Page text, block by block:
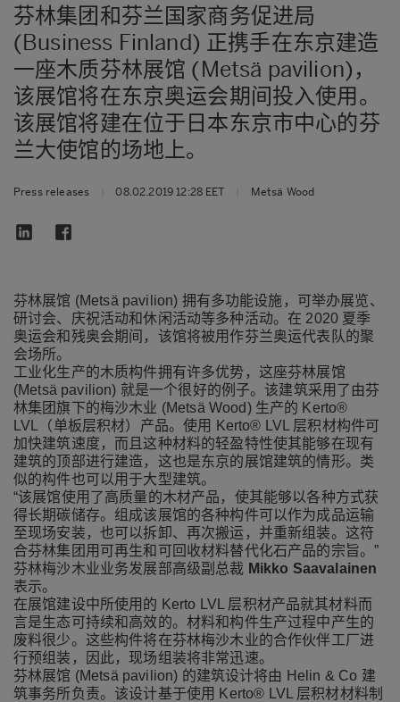
芬林集团和芬兰国家商务促进局
(Business Finland) 正携手在东京建造
一座木质芬林展馆 (Metsä pavilion)，
该展馆将在东京奥运会期间投入使用。
该展馆将建在位于日本东京市中心的芬
兰大使馆的场地上。
Press releases 08.02.2019 12:28 EET Metsä Wood
芬林展馆 (Metsä pavilion) 拥有多功能设施，可举办展览、
研讨会、庆祝活动和休闲活动等多种活动。在 2020 夏季
奥运会和残奥会期间，该馆将被用作芬兰奥运代表队的聚
会场所。
工业化生产的木质构件拥有许多优势，这座芬林展馆
(Metsä pavilion) 就是一个很好的例子。该建筑采用了由芬
林集团旗下的梅沙木业 (Metsä Wood) 生产的 Kerto®
LVL（单板层积材）产品。使用
Kerto® LVL
层积材构件可
加快建筑速度，而且这种材料的轻盈特性使其能够在现有
建筑的顶部进行建造，这也是东京的展馆建筑的情形。类
似的构件也可以用于大型建筑。
“该展馆使用了高质量的木材产品，使其能够以各种方式获
得长期碳储存。组成该展馆的各种构件可以作为成品运输
至现场安装，也可以拆卸、再次搬运，并重新组装。这符
合芬林集团用可再生和可回收材料替代化石产品的宗旨。”
芬林梅沙木业业务发展部高级副总裁 Mikko Saavalainen
表示。
在展馆建设中所使用的 Kerto LVL 层积材产品就其材料而
言是生态可持续和高效的。材料和构件生产过程中产生的
废料很少。这些构件将在芬林梅沙木业的合作伙伴工厂进
行预组装，因此，现场组装将非常迅速。
芬林展馆 (Metsä pavilion) 的建筑设计将由 Helin & Co 建
筑事务所负责。该设计基于使用 Kerto® LVL 层积材材料制